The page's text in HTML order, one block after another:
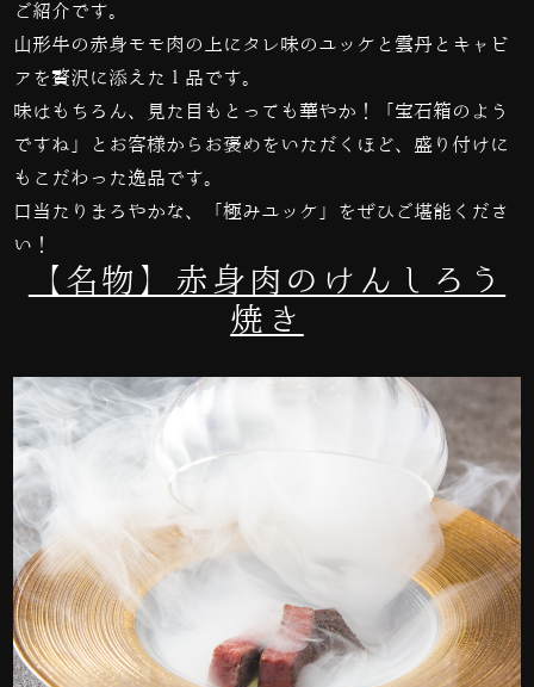
ご紹介です。
山形牛の赤身モモ肉の上にタレ味のユッケと雲丹とキャビ
アを贅沢に添えた１品です。
味はもちろん、見た目もとっても華やか！「宝石箱のよう
ですね」とお客様からお褒めをいただくほど、盛り付けに
もこだわった逸品です。
口当たりまろやかな、「極みユッケ」をぜひご堪能くださ
い！
【名物】赤身肉のけんしろう
焼き